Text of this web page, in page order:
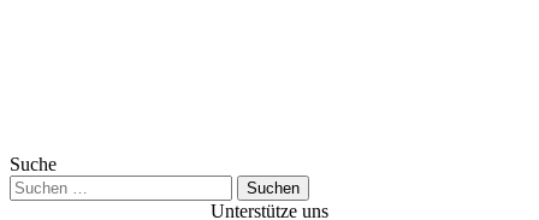
Suche
Suchen
nach:
Unterstütze uns